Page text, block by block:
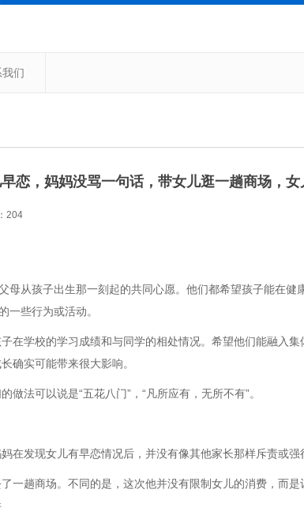
们
恋，妈妈没骂一句话，带女儿逛一趟商场，
204
母从孩子出生那一刻起的共同心愿。他们都希望孩子能在
一些行为或活动。
在学校的学习成绩和与同学的相处情况。希望他们能融入
确实可能带来很大影响。
做法可以说是“五花八门”，“凡所应有，无所不有”。
在发现女儿有早恋情况后，并没有像其他家长那样斥责或强
一趟商场。不同的是，这次他并没有限制女儿的消费，而